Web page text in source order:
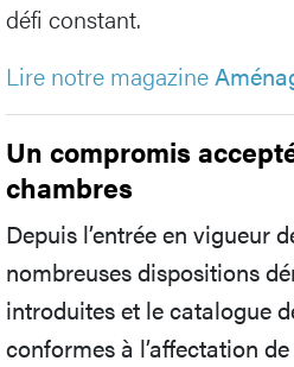
défi constant.
Lire notre magazine
Un compromis
chambres
Depuis l’entrée en vigueur
nombreuses dispositions
introduites et le catalogue
conformes à l’affectation